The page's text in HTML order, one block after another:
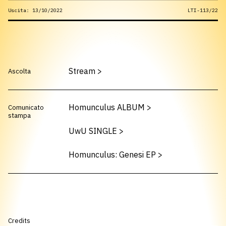
Uscita: 13/10/2022 LTI-113/22
Ascolta Stream >
Comunicato
stampa
Homunculus ALBUM >
UwU SINGLE >
Homunculus: Genesi EP >
Credits